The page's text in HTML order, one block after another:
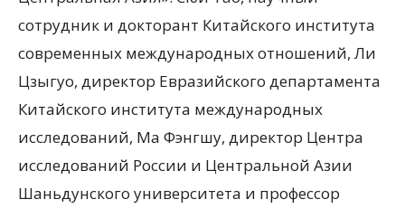
сотрудник и докторант Китайского института
современных международных отношений, Ли
Цзыгуо, директор Евразийского департамента
Китайского института международных
исследований, Ма Фэнгшу, директор Центра
исследований России и Центральной Азии
Шаньдунского университета и профессор